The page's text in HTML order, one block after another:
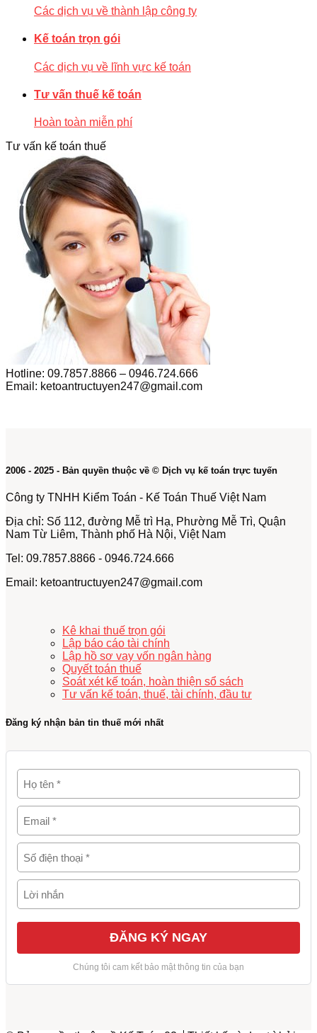
Các dịch vụ về thành lập công ty
Kế toán trọn gói
Các dịch vụ về lĩnh vực kế toán
Tư vấn thuế kế toán
Hoàn toàn miễn phí
Tư vấn kế toán thuế
Hotline: 09.7857.8866 – 0946.724.666
Email: ketoantructuyen247@gmail.com
2006 - 2025 - Bản quyền thuộc về © Dịch vụ kế toán trực tuyến
Công ty TNHH Kiểm Toán - Kế Toán Thuế Việt Nam
Địa chỉ: Số 112, đường Mễ trì Hạ, Phường Mễ Trì, Quận
Nam Từ Liêm, Thành phố Hà Nội, Việt Nam
Tel: 09.7857.8866 - 0946.724.666
Email: ketoantructuyen247@gmail.com
Kê khai thuế trọn gói
Lập báo cáo tài chính
Lập hồ sơ vay vốn ngân hàng
Quyết toán thuế
Soát xét kế toán, hoàn thiện sổ sách
Tư vấn kế toán, thuế, tài chính, đầu tư
Đăng ký nhận bản tin thuế mới nhất